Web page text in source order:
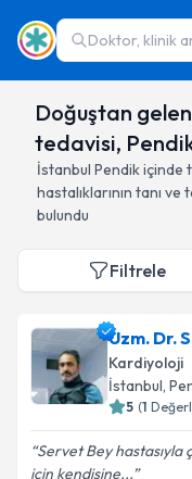
Doktor, klinik
Doğuştan gelen
tedavisi,
İstanbul Pendikiçinde
hastalıklarının tanı ve
bulundu
Filtrele
Uzm. Dr.
Kardiyoloji
İstanbul,
5 (1
Servet Bey hastasıyla
için kendisine...